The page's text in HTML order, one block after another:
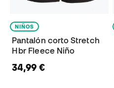
NIÑOS
Pantalón corto Stretch
Hbr Fleece Niño
34,99 €